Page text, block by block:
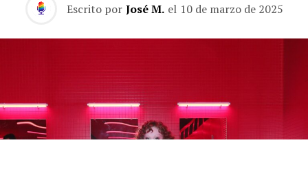
Escrito por José M. el 10 de marzo de 2025